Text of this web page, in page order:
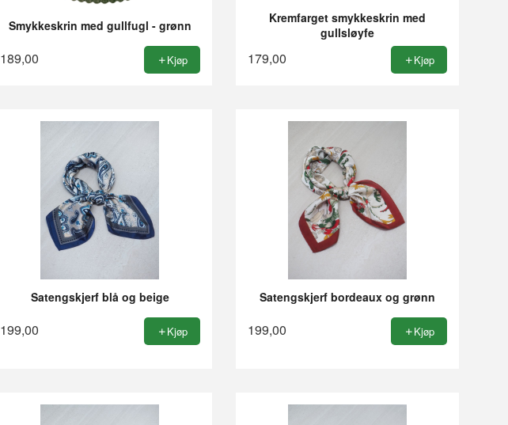
Smykkeskrin med gullfugl - grønn
189,00 Kjøp
Kremfarget smykkeskrin med
gullsløyfe
179,00 Kjøp
Satengskjerf blå og beige
199,00 Kjøp
Satengskjerf bordeaux og grønn
199,00 Kjøp